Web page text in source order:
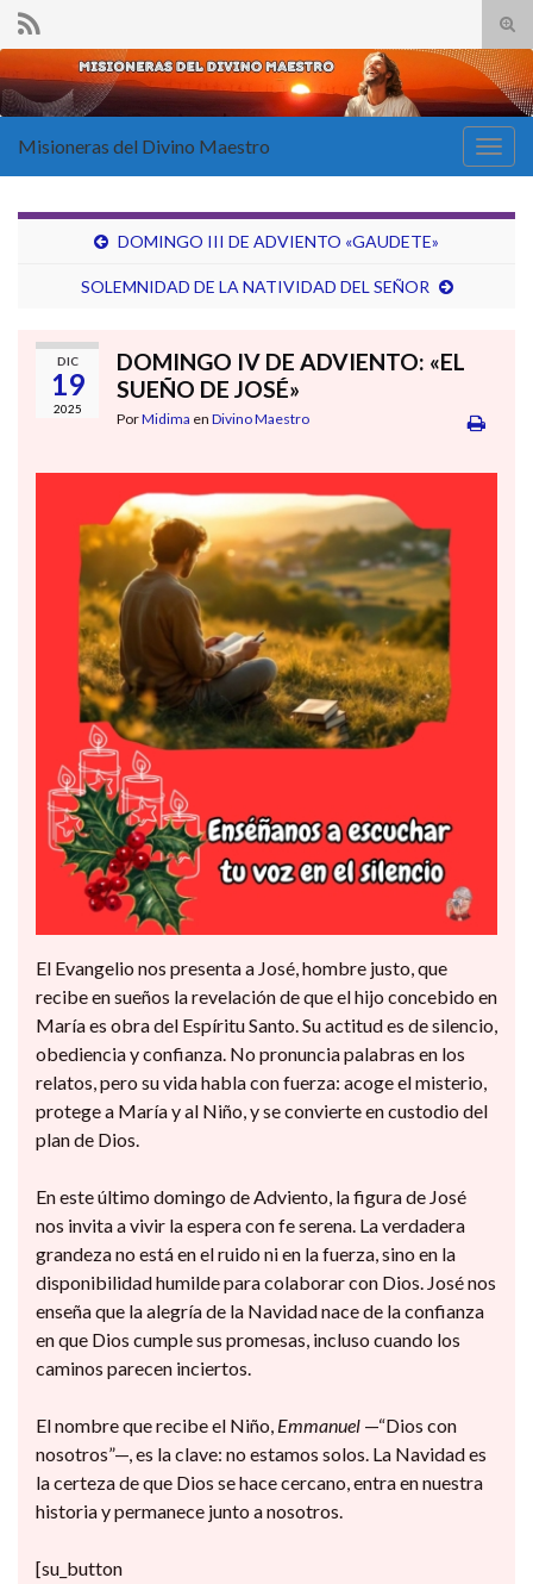
el
de
Search for:
la
Misioneras del Divino Maestro
DOMINGO III DE ADVIENTO «GAUDETE»
SOLEMNIDAD DE LA NATIVIDAD DEL SEÑOR
DIC
19
2025
DOMINGO IV DE ADVIENTO: «EL
SUEÑO DE JOSÉ»
PorMidima en Divino Maestro
El Evangelio nos presenta a José, hombre justo, que
recibe en sueños la revelación de que el hijo concebido en
María es obra del Espíritu Santo. Su actitud es de silencio,
obediencia y confianza. No pronuncia palabras en los
relatos, pero su vida habla con fuerza: acoge el misterio,
protege a María y al Niño, y se convierte en custodio del
plan de Dios.
En este último domingo de Adviento, la figura de José
nos invita a vivir la espera con fe serena. La verdadera
grandeza no está en el ruido ni en la fuerza, sino en la
disponibilidad humilde para colaborar con Dios. José nos
enseña que la alegría de la Navidad nace de la confianza
en que Dios cumple sus promesas, incluso cuando los
caminos parecen inciertos.
El nombre que recibe el Niño, Emmanuel —“Dios con
nosotros”—, es la clave: no estamos solos. La Navidad es
la certeza de que Dios se hace cercano, entra en nuestra
historia y permanece junto a nosotros.
[su_button